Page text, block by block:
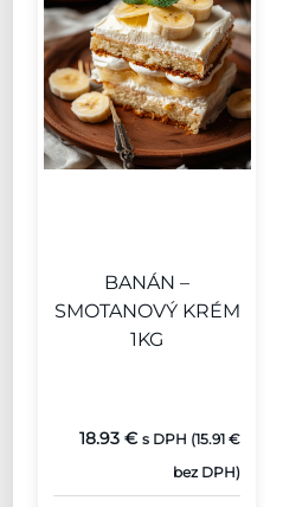
BANÁN –
SMOTANOVÝ KRÉM
1KG
18.93€ s DPH (15.91€
bez DPH)